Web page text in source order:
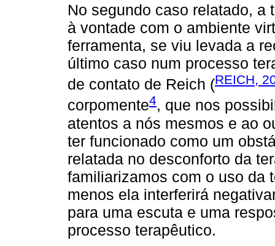
No segundo caso relatado, a
à vontade com o ambiente
ferramenta, se viu levada a
último caso num processo
de contato de Reich (REICH,
corpomente4, que nos
atentos a nós mesmos e ao
ter funcionado como um
relatada no desconforto da
familiarizamos com o uso da
menos ela interferirá
para uma escuta e uma
processo terapêutico.